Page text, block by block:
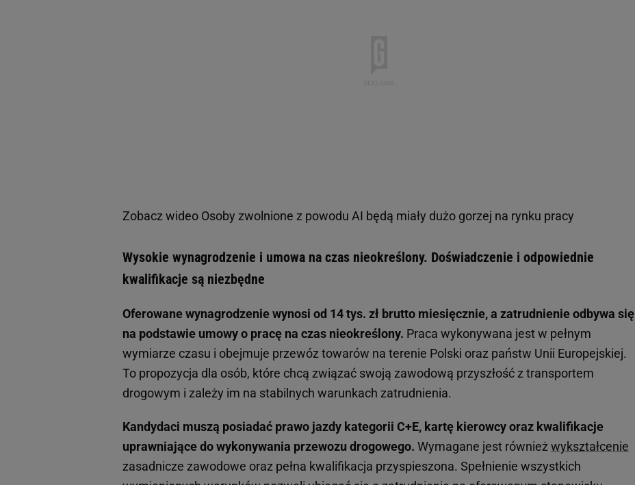
Zobacz wideo Osoby zwolnione z powodu AI będą miały dużo gorzej na rynku pracy
Wysokie wynagrodzenie i umowa na czas nieokreślony. Doświadczenie i odpowiednie
kwalifikacje są niezbędne
Oferowane wynagrodzenie wynosi od 14 tys. zł brutto miesięcznie, a zatrudnienie odbywa się
na podstawie umowy o pracę na czas nieokreślony. Praca wykonywana jest w pełnym
wymiarze czasu i obejmuje przewóz towarów na terenie Polski oraz państw Unii Europejskiej.
To propozycja dla osób, które chcą związać swoją zawodową przyszłość z transportem
drogowym i zależy im na stabilnych warunkach zatrudnienia.
Kandydaci muszą posiadać prawo jazdy kategorii C+E, kartę kierowcy oraz kwalifikacje
uprawniające do wykonywania przewozu drogowego. Wymagane jest równieżwykształcenie
zasadnicze zawodowe oraz pełna kwalifikacja przyspieszona. Spełnienie wszystkich